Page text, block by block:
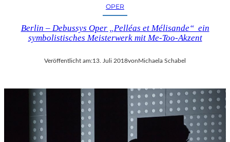
OPER
Berlin – Debussys Oper „Pelléas et Mélisande“ ein
symbolistisches Meisterwerk mit Me-Too-Akzent
Veröffentlicht am:13. Juli 2018vonMichaela Schabel